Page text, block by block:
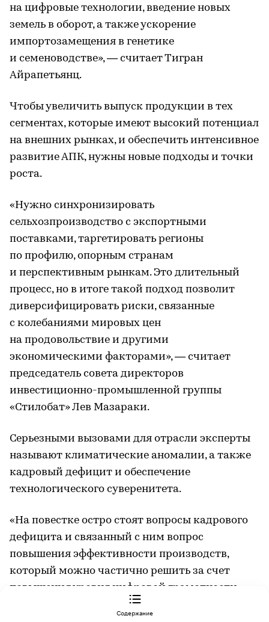
на цифровые технологии, введение новых
земель в оборот, а также ускорение
импортозамещения в генетике
и семеноводстве», — считает Тигран
Айрапетьянц.
Чтобы увеличить выпуск продукции в тех
сегментах, которые имеют высокий потенциал
на внешних рынках, и обеспечить интенсивное
развитие АПК, нужны новые подходы и точки
роста.
«Нужно синхронизировать
сельхозпроизводство с экспортными
поставками, таргетировать регионы
по профилю, опорным странам
и перспективным рынкам. Это длительный
процесс, но в итоге такой подход позволит
диверсифицировать риски, связанные
с колебаниями мировых цен
на продовольствие и другими
экономическими факторами», — считает
председатель совета директоров
инвестиционно-промышленной группы
«Стилобат» Лев Мазараки.
Серьезными вызовами для отрасли эксперты
называют климатические аномалии, а также
кадровый дефицит и обеспечение
технологического суверенитета.
«На повестке остро стоят вопросы кадрового
дефицита и связанный с ним вопрос
повышения эффективности производств,
который можно частично решить за счет
повышения уровня цифровой грамотности
и цифровизации агросектора. Серьезный
Содержание